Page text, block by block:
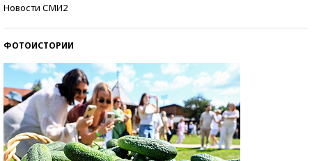
Новости СМИ2
ФОТОИСТОРИИ